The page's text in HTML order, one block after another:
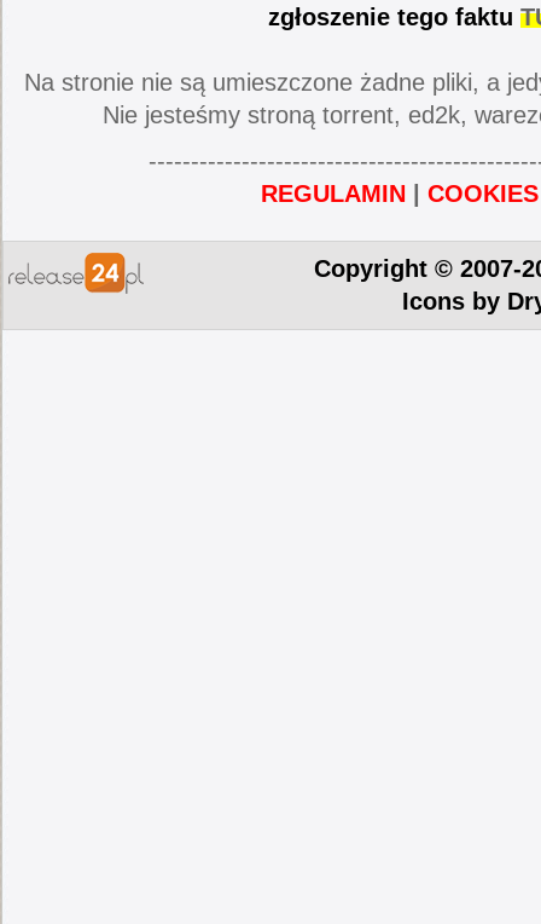
zgłoszenie tego faktu
Na stronie nie są umieszczone żadne pliki, a
Nie jesteśmy stroną torrent, ed2k,
REGULAMIN
COOKIES
Copyright © 2007-
Icons by